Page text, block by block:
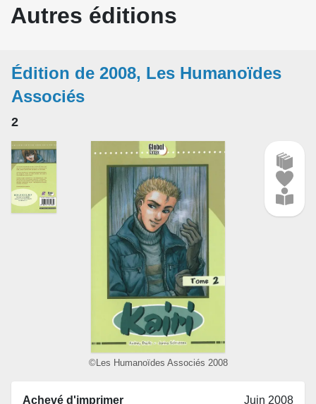
Autres éditions
Édition de 2008, Les Humanoïdes
Associés
2
©Les Humanoïdes Associés 2008
Achevé d'imprimer Juin 2008